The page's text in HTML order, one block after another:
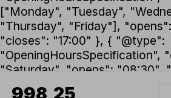
998,25
["Monday", "Tuesday",
"Thursday", "Friday"],
"closes": "17:00" }, { "@type":
"OpeningHoursSpecification",
"Saturday", "opens": "08:30",
], "foundingDate": "1992",